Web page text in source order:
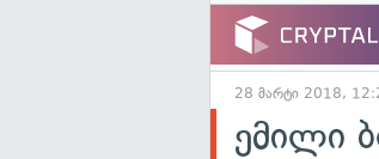
28 მარტი 2018,
ემილი